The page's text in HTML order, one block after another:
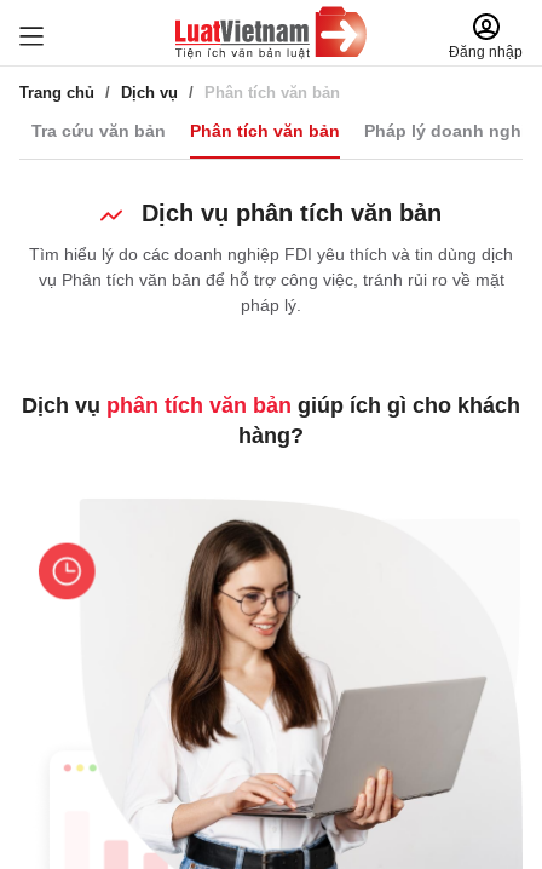
Đăng nhập
Trang chủ Dịch vụ Phân tích văn bản
Tra cứu văn bản Phân tích văn bản Pháp lý doanh
Dịch vụ phân tích văn bản
Tìm hiểu lý do các doanh nghiệp FDI yêu thích và tin dùng dịch
vụ Phân tích văn bản để hỗ trợ công việc, tránh rủi ro về mặt
pháp lý.
Dịch vụ phân tích văn bản giúp ích gì cho khách
hàng?